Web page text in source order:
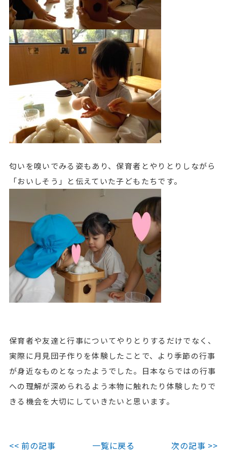
匂いを嗅いでみる姿もあり、保育者とやりとりしながら
「おいしそう」と伝えていた子どもたちです。
保育者や友達と行事についてやりとりするだけでなく、
実際に月見団子作りを体験したことで、より季節の行事
が身近なものとなったようでした。日本ならではの行事
への理解が深められるよう本物に触れたり体験したりで
きる機会を大切にしていきたいと思います。
<< 前の記事 一覧に戻る 次の記事 >>